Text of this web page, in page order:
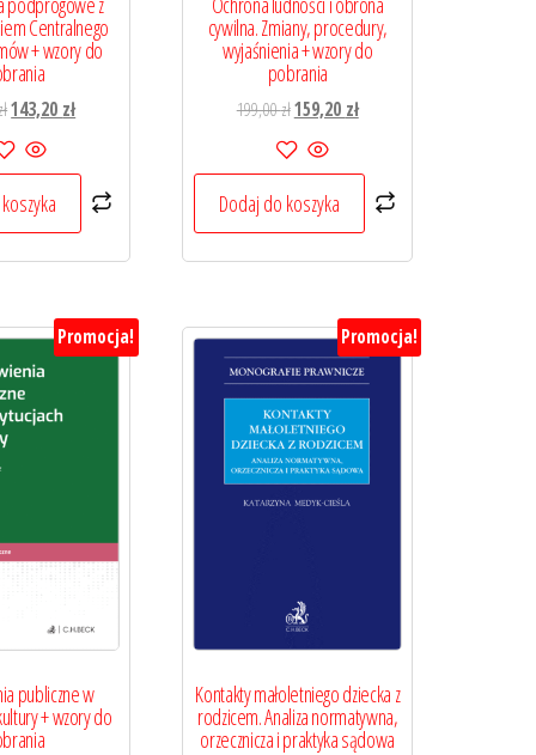
Centralnego
+ wzory do
Pierwotna
cena
wynosiła:
179,00 zł.
143,20 złAktualna
143,20 zł.
cywilna. Zmiany, procedury,
wyjaśnienia + wzory do
pobrania
199,00złPierwotna
cena
wynosiła:
199,00 zł.
159,20 złAktualna
159,20 zł.
Dodaj do koszyka
Promocja!
publiczne w
+ wzory do
Promocja!
Kontakty małoletniego dziecka z
rodzicem. Analiza normatywna,
orzecznicza i praktyka sądowa